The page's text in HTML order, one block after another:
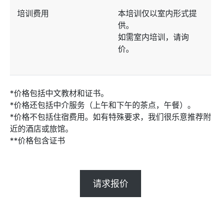
培训费用
本培训仅以室内形式提
供。
如需室内培训，请询
价。
*价格包括中文教材和证书。
*价格还包括中介服务（上午和下午的茶点，午餐）。
*价格不包括住宿费用。如有特殊要求，我们很乐意推荐附
近的酒店或旅馆。
**价格包含证书
请求报价